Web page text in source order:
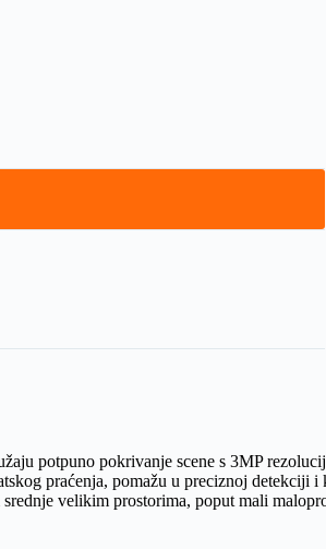
potpuno pokrivanje scene s 3MP
praćenja, pomažu u preciznoj detekciji i
velikim prostorima, poput mali